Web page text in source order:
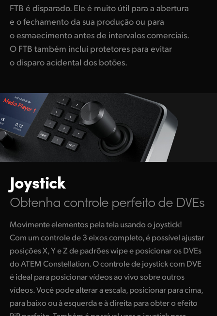
FTB é disparado. Ele é muito útil para a abertura
e o fechamento da sua produção ou para
o esmaecimento antes de intervalos comerciais.
O FTB também inclui protetores para evitar
o disparo acidental dos botões.
Joystick
Obtenha controle perfeito de DVEs
Movimente elementos pela tela usando o joystick!
Com um controle de 3 eixos completo, é possível ajustar
posições X, Y e Z de padrões wipe e posicionar os DVEs
do ATEM Constellation. O controle de joystick com DVE
é ideal para posicionar vídeos ao vivo sobre outros
vídeos. Você pode alterar a escala, posicionar para cima,
para baixo ou à esquerda e à direita para obter o efeito